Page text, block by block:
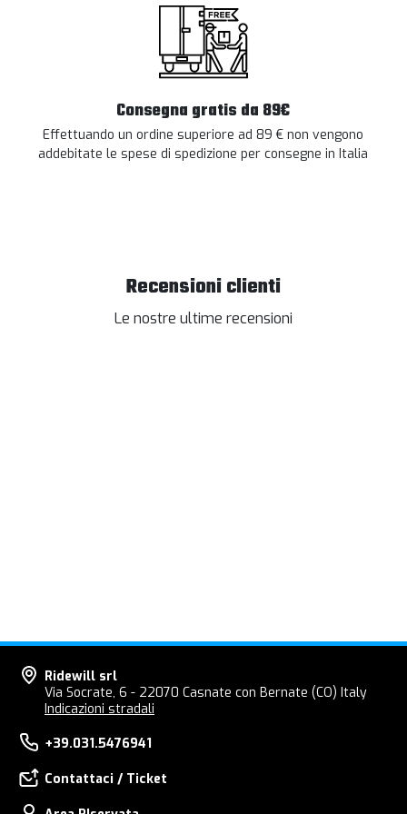
Consegna gratis da 89€
Effettuando un ordine superiore ad 89 € non vengono
addebitate le spese di spedizione per consegne in Italia
Recensioni clienti
Le nostre ultime recensioni
Ridewill srl
Via Socrate, 6 - 22070 Casnate con Bernate (CO) Italy
Indicazioni stradali
+39.031.5476941
Contattaci / Ticket